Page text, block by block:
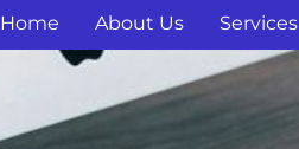
Home About Us Services